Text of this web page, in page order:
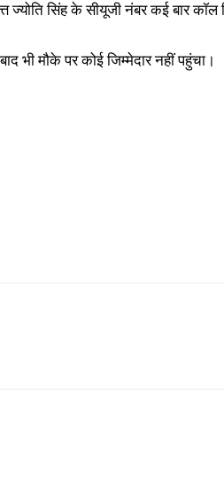
ज्योति सिंह के सीयूजी नंबर कई बार
भी मौके पर कोई जिम्मेदार नहीं पहुंचा।